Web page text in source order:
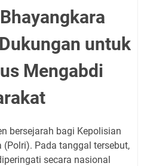
untuk
Mengabdi
bersejarah bagi Kepolisian
(Polri). Pada tanggal tersebut,
secara nasional